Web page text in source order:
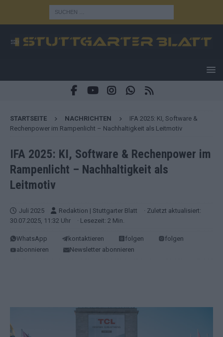
STARTSEITE NACHRICHTEN
IFA 2025: KI, Software &
Rechenpower im Rampenlicht – Nachhaltigkeit als Leitmotiv
IFA 2025: KI, Software & Rechenpower im
Rampenlicht – Nachhaltigkeit als
Leitmotiv
Juli 2025 Redaktion | Stuttgarter Blatt
· Zuletzt aktualisiert:
30.07.2025, 11:32 Uhr
· Lesezeit: 2 Min.
WhatsApp kontaktieren folgen
folgen
abonnieren
Newsletter abonnieren